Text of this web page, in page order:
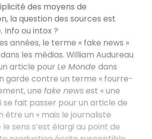
des moyens de
la question des sources est
ou intox ?
années, le terme « fake news »
les médias. William Audureau
article pour Le Monde dans
garde contre un terme « fourre-
une fake newsest « une
se fait passer pour un article de
être un » mais le journaliste
sens s’est élargi au point de